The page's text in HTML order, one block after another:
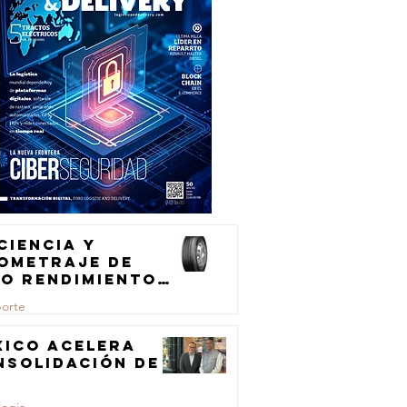
y
de
rendimiento
de
acelera
de